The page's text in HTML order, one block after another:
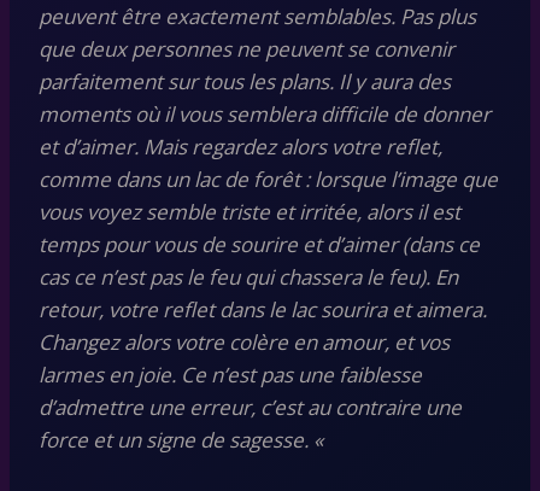
peuvent être exactement semblables. Pas plus
que deux personnes ne peuvent se convenir
parfaitement sur tous les plans. Il y aura des
moments où il vous semblera difficile de donner
et d’aimer. Mais regardez alors votre reflet,
comme dans un lac de forêt : lorsque l’image que
vous voyez semble triste et irritée, alors il est
temps pour vous de sourire et d’aimer (dans ce
cas ce n’est pas le feu qui chassera le feu). En
retour, votre reflet dans le lac sourira et aimera.
Changez alors votre colère en amour, et vos
larmes en joie. Ce n’est pas une faiblesse
d’admettre une erreur, c’est au contraire une
force et un signe de sagesse. «